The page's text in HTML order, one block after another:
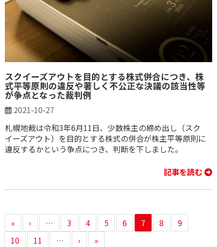
スクイーズアウトを目的とする株式併合につき、株
式平等原則の違反や著しく不公正な決議の該当性等
が争点となった裁判例
2021-10-27
札幌地裁は令和3年6月11日、少数株主の締め出し（スク
イーズアウト）を目的とする株式の併合が株主平等原則に
違反するかという争点につき、判断を下しました。
記事を読む
« ‹ … 3 4 5 6 7 8
9
10
11 … › »